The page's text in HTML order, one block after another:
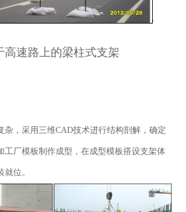
高速路上的梁柱式支架
杂，采用三维CAD技术进行结构剖解，确定
工厂模板制作成型，在成型模板搭设支架体
位。